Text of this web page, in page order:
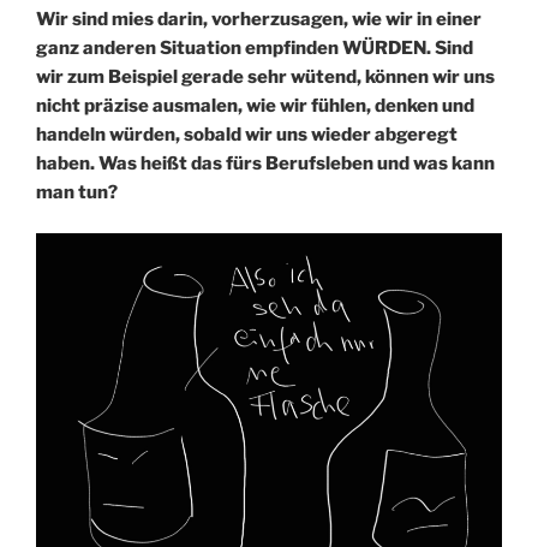
Wir sind mies darin, vorherzusagen, wie wir in einer
ganz anderen Situation empfinden WÜRDEN. Sind
wir zum Beispiel gerade sehr wütend, können wir uns
nicht präzise ausmalen, wie wir fühlen, denken und
handeln würden, sobald wir uns wieder abgeregt
haben. Was heißt das fürs Berufsleben und was kann
man tun?